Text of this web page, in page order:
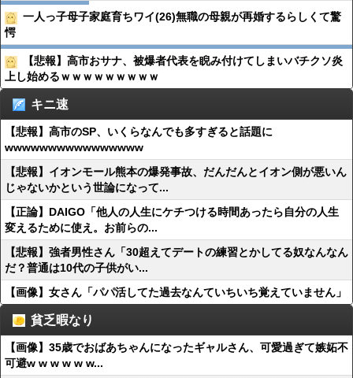
一人っ子母子家庭育ちワイ(26)無職の母親が再婚するらしくて驚
愕
【悲報】高市おサナ、被爆者代表を睨み付けてしまいバチクソ炎
上し始めるｗｗｗｗｗｗｗｗｗ
キニ速
【悲報】高市のSP、いくらなんでも多すぎると話題に
wwwwwwwwwwwwwwww
【悲報】イオンモール熊本の爆発事故、だんだんとイオン側が悪いん
じゃないかという世論になって...
【正論】DAIGO「他人の人生にケチつける時間あったら自分の人生
変えるために使え。お前らの...
【悲報】強者男性さん「30超えてデートの練習とかしてる奴なんなん
だ？普通は10代の子供がい...
【画像】女さん「パパ活してた過去なんていちいち覚えていません」
貧乏暇なり
【画像】35歳でおばあちゃんになったギャルさん、可愛過ぎて嫉妬不
可避w w w w w w...